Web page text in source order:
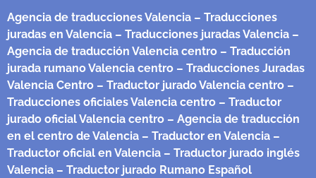
Agencia de traducciones Valencia – Traducciones
juradas en Valencia – Traducciones juradas Valencia –
Agencia de traducción Valencia centro – Traducción
jurada rumano Valencia centro – Traducciones Juradas
Valencia Centro – Traductor jurado Valencia centro –
Traducciones oficiales Valencia centro – Traductor
jurado oficial Valencia centro – Agencia de traducción
en el centro de Valencia – Traductor en Valencia –
Traductor oficial en Valencia – Traductor jurado inglés
Valencia – Traductor jurado Rumano Español